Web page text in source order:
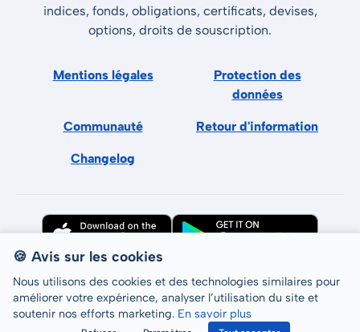
indices, fonds, obligations, certificats, devises,
options, droits de souscription.
Mentions légales
Protection des
données
Communauté Retour d'information
Changelog
Tous droits réservés © LCP GmbH 2026
🍪 Avis sur les cookies
Nous utilisons des cookies et des technologies similaires pour
améliorer votre expérience, analyser l’utilisation du site et
soutenir nos efforts marketing. En savoir plus